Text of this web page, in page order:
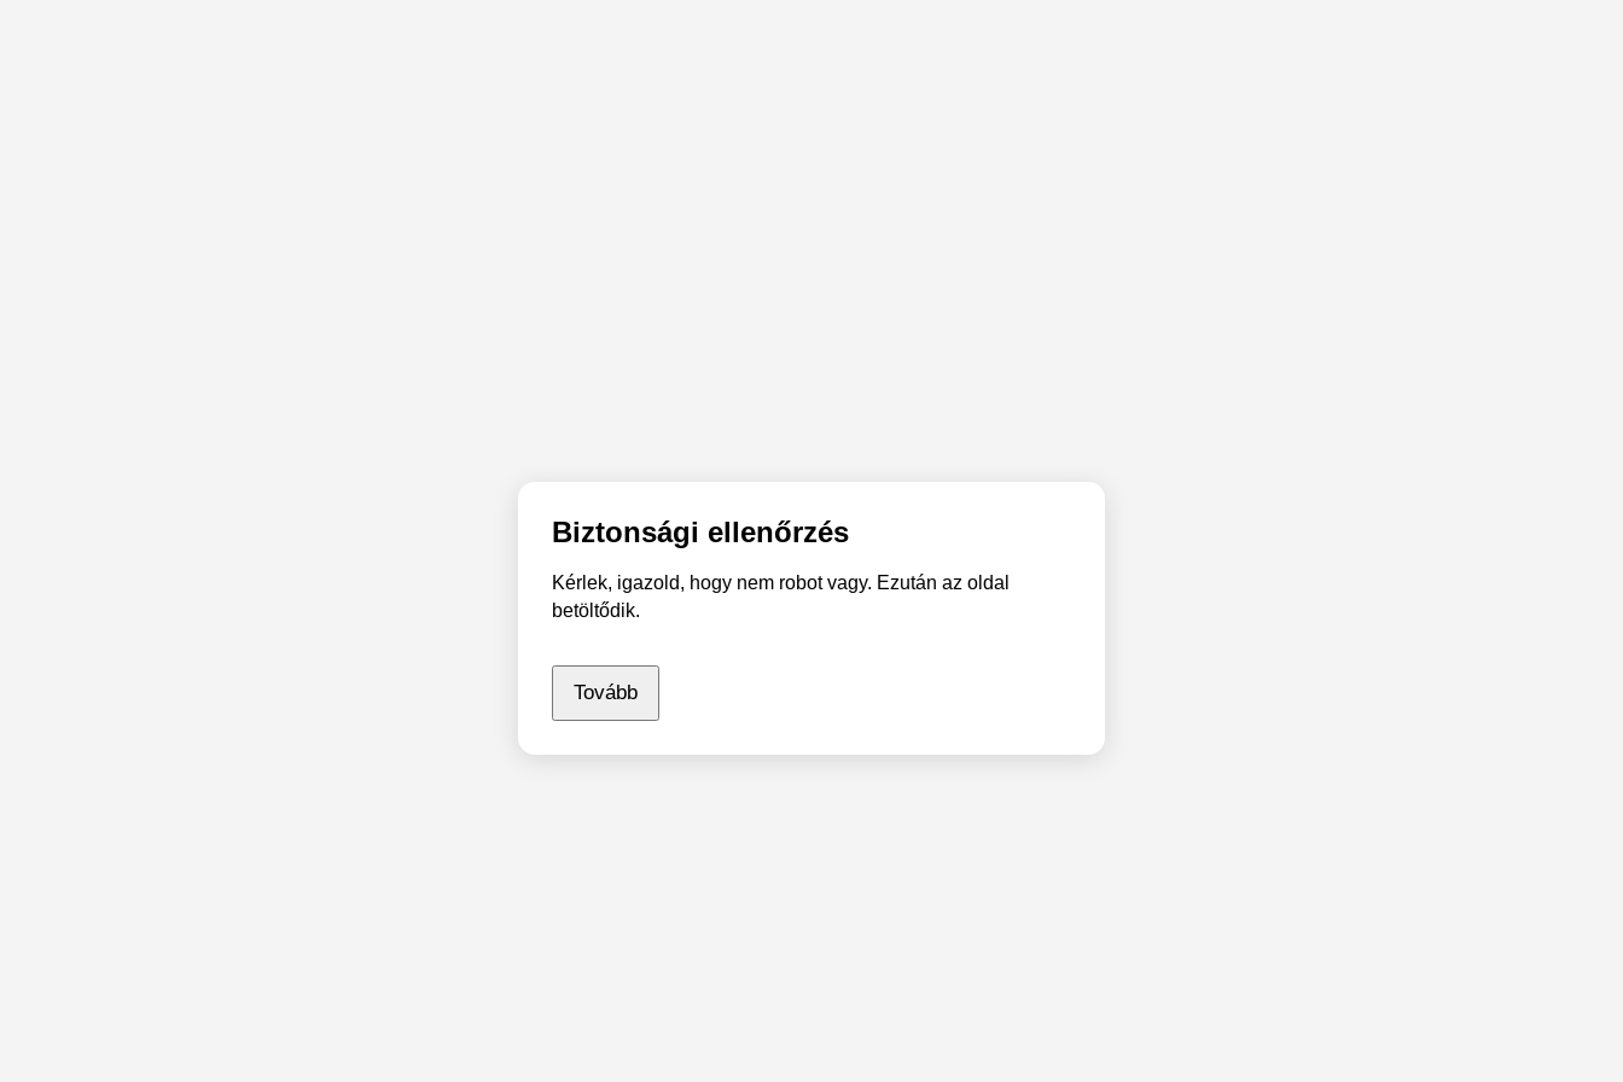
Biztonsági ellenőrzés
Kérlek, igazold, hogy nem robot vagy. Ezután az oldal
betöltődik.
Tovább